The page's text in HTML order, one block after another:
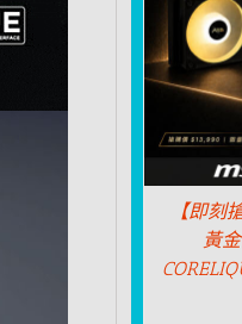
【即刻
黃